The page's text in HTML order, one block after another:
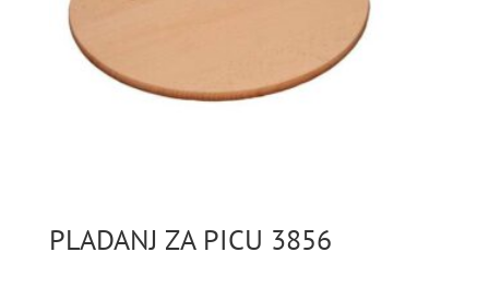
PLADANJ ZA PICU 3856